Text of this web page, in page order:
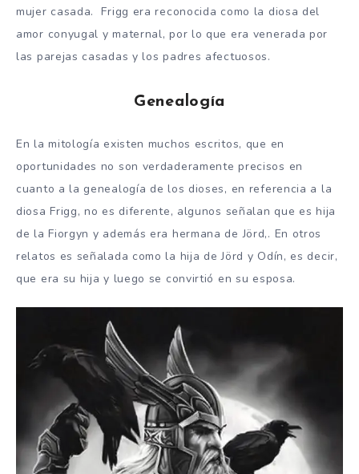
mujer casada. Frigg era reconocida como la diosa del
amor conyugal y maternal, por lo que era venerada por
las parejas casadas y los padres afectuosos.
Genealogía
En la mitología existen muchos escritos, que en
oportunidades no son verdaderamente precisos en
cuanto a la genealogía de los dioses, en referencia a la
diosa Frigg, no es diferente, algunos señalan que es hija
de la Fiorgyn y además era hermana de Jörd,. En otros
relatos es señalada como la hija de Jörd y Odín, es decir,
que era su hija y luego se convirtió en su esposa.